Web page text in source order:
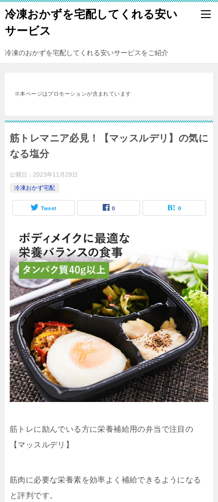
冷凍おかずを宅配してくれる安い
サービス
冷凍のおかずを宅配してくれる安いサービスをご紹介
※本ページはプロモーションが含まれています
筋トレマニア必見！【マッスルデリ】の気に
なる塩分
公開日： 2023年11月29日
冷凍おかず宅配
Tweet 0 0
筋トレに励んでいる方に栄養補給用の弁当で注目の
【マッスルデリ】
筋肉に必要な栄養素を効率よく補給できるようになる
と評判です。